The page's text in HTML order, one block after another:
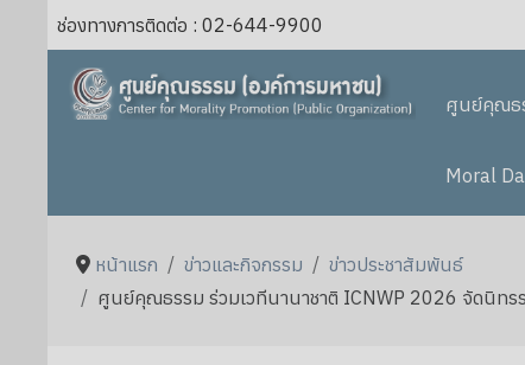
ช่องทางการติดต่อ : 02-644-9900
ศูนย์คุณธ
Moral
หน้าแรก ข่าวและกิจกรรม
ข่าวประชาสัมพันธ์
ศูนย์คุณธรรม ร่วมเวทีนานาชาติ ICNWP 2026 จัดนิท